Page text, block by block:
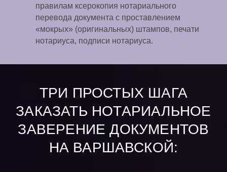
правилам ксерокопия нотариального
перевода документа с проставлением
«мокрых» (оригинальных) штампов, печати
нотариуса, подписи нотариуса.
ТРИ ПРОСТЫХ ШАГА
ЗАКАЗАТЬ НОТАРИАЛЬНОЕ
ЗАВЕРЕНИЕ ДОКУМЕНТОВ
НА ВАРШАВСКОЙ: